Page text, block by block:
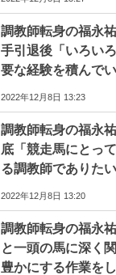
調教師転身の福永
手引退後「いろい
要な経験を積んでい
2022年12月8日 13:23
調教師転身の福永
底「競走馬にとっ
る調教師でありたい
2022年12月8日 13:20
調教師転身の福永
と一頭の馬に深く
豊かにする作業をし